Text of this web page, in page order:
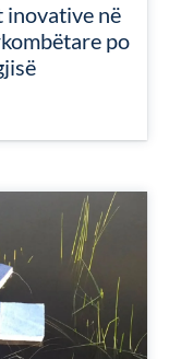
inovative në
po